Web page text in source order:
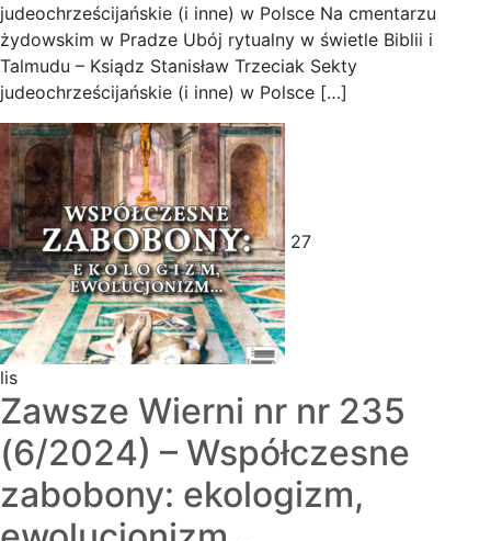
judeochrześcijańskie (i inne) w Polsce Na cmentarzu
żydowskim w Pradze Ubój rytualny w świetle Biblii i
Talmudu – Ksiądz Stanisław Trzeciak Sekty
judeochrześcijańskie (i inne) w Polsce […]
27
lis
Zawsze Wierni nr nr 235
(6/2024) – Współczesne
zabobony: ekologizm,